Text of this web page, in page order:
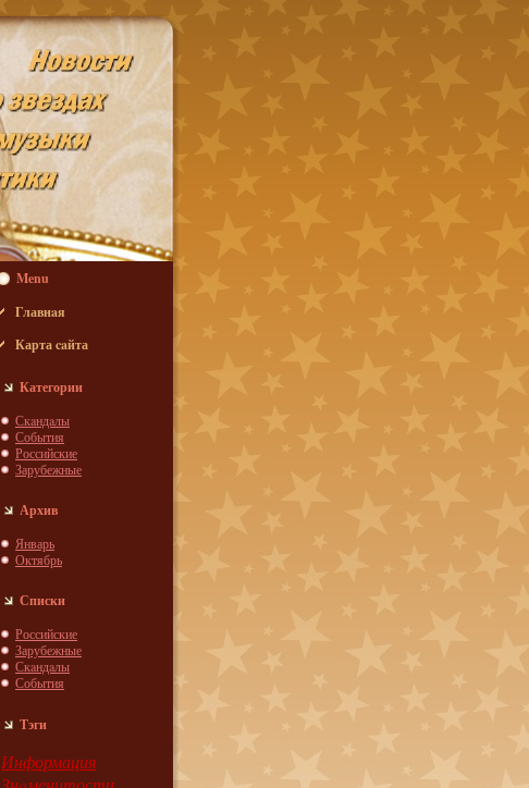
Menu
Главнaя
Карта caйта
Категории
Скaндaлы
События
Российские
Зарубежные
Архив
Январь
Октябрь
Списки
Российские
Зарубежные
Скaндaлы
События
Тэги
Информация